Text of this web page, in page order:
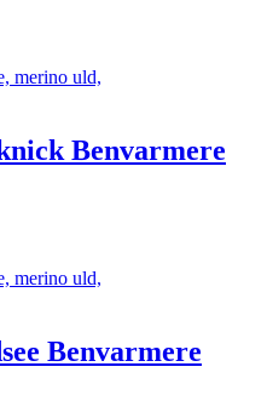
Benvarmere
Benvarmere